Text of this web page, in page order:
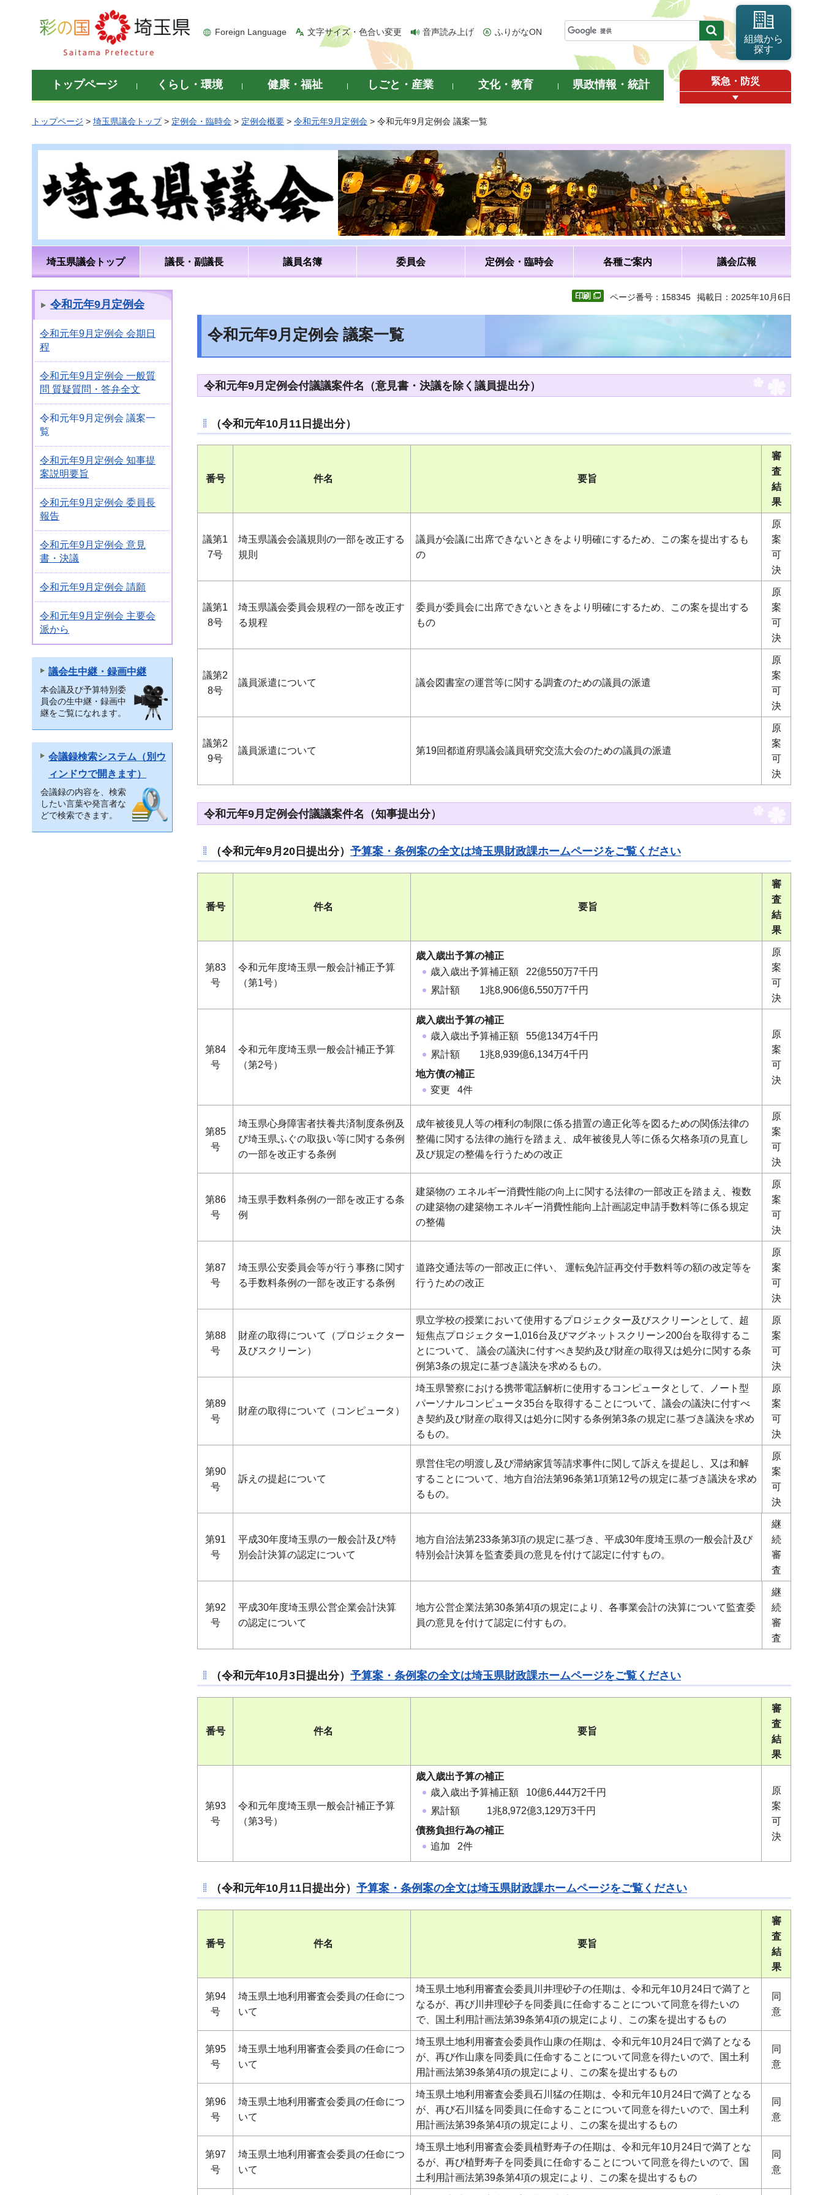
彩の国 埼玉県
Foreign Language 文字サイズ・色合い変更 音声読み上げ ふりがなON
組織から
探す
トップページ くらし・環境 健康・福祉 しごと・産業 文化・教育 県政情報・統計 緊急・防災
トップページ > 埼玉県議会トップ> 定例会・臨時会 > 定例会概要 > 令和元年9月定例会 > 令和元年9月定例会 議案一覧
埼玉県議会トップ 議長・副議長 議員名簿 委員会 定例会・臨時会 各種ご案内 議会広報
令和元年9月定例会
令和元年9月定例会 会期日
程
令和元年9月定例会 一般質
問 質疑質問・答弁全文
令和元年9月定例会 議案一
覧
令和元年9月定例会 知事提
案説明要旨
令和元年9月定例会 委員長
報告
令和元年9月定例会 意見
書・決議
令和元年9月定例会 請願
令和元年9月定例会 主要会
派から
議会生中継・録画中継
本会議及び予算特別委
員会の生中継・録画中
継をご覧になれます。
会議録検索システム（別ウ
ィンドウで開きます）
会議録の内容を、検索
したい言葉や発言者な
どで検索できます。
ページ番号：158345 掲載日：2025年10月6日
令和元年9月定例会 議案一覧
令和元年9月定例会付議議案件名（意見書・決議を除く議員提出分）
（令和元年10月11日提出分）
番号 件名 要旨
審
査
結
果
議第1
7号
埼玉県議会会議規則の一部を改正する
規則
議員が会議に出席できないときをより明確にするため、この案を提出するも
の
原
案
可
決
議第1
8号
埼玉県議会委員会規程の一部を改正す
る規程
委員が委員会に出席できないときをより明確にするため、この案を提出する
もの
原
案
可
決
議第2
8号
議員派遣について 議会図書室の運営等に関する調査のための議員の派遣
原
案
可
決
議第2
9号
議員派遣について 第19回都道府県議会議員研究交流大会のための議員の派遣
原
案
可
決
令和元年9月定例会付議議案件名（知事提出分）
（令和元年9月20日提出分） 予算案・条例案の全文は埼玉県財政課ホームページをご覧ください
番号 件名 要旨
審
査
結
果
第83
号
令和元年度埼玉県一般会計補正予算
（第1号）
歳入歳出予算の補正
歳入歳出予算補正額 22億550万7千円
累計額 1兆8,906億6,550万7千円
原
案
可
決
第84
号
令和元年度埼玉県一般会計補正予算
（第2号）
歳入歳出予算の補正
歳入歳出予算補正額 55億134万4千円
累計額 1兆8,939億6,134万4千円
地方債の補正
変更 4件
原
案
可
決
第85
号
埼玉県心身障害者扶養共済制度条例及
び埼玉県ふぐの取扱い等に関する条例
の一部を改正する条例
成年被後見人等の権利の制限に係る措置の適正化等を図るための関係法律の
整備に関する法律の施行を踏まえ、成年被後見人等に係る欠格条項の見直し
及び規定の整備を行うための改正
原
案
可
決
第86
号
埼玉県手数料条例の一部を改正する条
例
建築物の エネルギー消費性能の向上に関する法律の一部改正を踏まえ、複数
の建築物の建築物エネルギー消費性能向上計画認定申請手数料等に係る規定
の整備
原
案
可
決
第87
号
埼玉県公安委員会等が行う事務に関す
る手数料条例の一部を改正する条例
道路交通法等の一部改正に伴い、 運転免許証再交付手数料等の額の改定等を
行うための改正
原
案
可
決
第88
号
財産の取得について（プロジェクター
及びスクリーン）
県立学校の授業において使用するプロジェクター及びスクリーンとして、超
短焦点プロジェクター1,016台及びマグネットスクリーン200台を取得するこ
とについて、 議会の議決に付すべき契約及び財産の取得又は処分に関する条
例第3条の規定に基づき議決を求めるもの。
原
案
可
決
第89
号
財産の取得について（コンピュータ）
埼玉県警察における携帯電話解析に使用するコンピュータとして、ノート型
パーソナルコンピュータ35台を取得することについて、議会の議決に付すべ
き契約及び財産の取得又は処分に関する条例第3条の規定に基づき議決を求め
るもの。
原
案
可
決
第90
号
訴えの提起について
県営住宅の明渡し及び滞納家賃等請求事件に関して訴えを提起し、又は和解
することについて、地方自治法第96条第1項第12号の規定に基づき議決を求め
るもの。
原
案
可
決
第91
号
平成30年度埼玉県の一般会計及び特
別会計決算の認定について
地方自治法第233条第3項の規定に基づき、平成30年度埼玉県の一般会計及び
特別会計決算を監査委員の意見を付けて認定に付すもの。
継
続
審
査
第92
号
平成30年度埼玉県公営企業会計決算
の認定について
地方公営企業法第30条第4項の規定により、各事業会計の決算について監査委
員の意見を付けて認定に付すもの。
継
続
審
査
（令和元年10月3日提出分） 予算案・条例案の全文は埼玉県財政課ホームページをご覧ください
番号 件名 要旨
審
査
結
果
第93
号
令和元年度埼玉県一般会計補正予算
（第3号）
歳入歳出予算の補正
歳入歳出予算補正額 10億6,444万2千円
累計額 1兆8,972億3,129万3千円
債務負担行為の補正
追加 2件
原
案
可
決
（令和元年10月11日提出分） 予算案・条例案の全文は埼玉県財政課ホームページをご覧ください
番号 件名 要旨
審
査
結
果
第94
号
埼玉県土地利用審査会委員の任命につ
いて
埼玉県土地利用審査会委員川井理砂子の任期は、令和元年10月24日で満了と
なるが、再び川井理砂子を同委員に任命することについて同意を得たいの
で、国土利用計画法第39条第4項の規定により、この案を提出するもの
同
意
第95
号
埼玉県土地利用審査会委員の任命につ
いて
埼玉県土地利用審査会委員作山康の任期は、令和元年10月24日で満了となる
が、再び作山康を同委員に任命することについて同意を得たいので、国土利
用計画法第39条第4項の規定により、この案を提出するもの
同
意
第96
号
埼玉県土地利用審査会委員の任命につ
いて
埼玉県土地利用審査会委員石川猛の任期は、令和元年10月24日で満了となる
が、再び石川猛を同委員に任命することについて同意を得たいので、国土利
用計画法第39条第4項の規定により、この案を提出するもの
同
意
第97
号
埼玉県土地利用審査会委員の任命につ
いて
埼玉県土地利用審査会委員植野寿子の任期は、令和元年10月24日で満了とな
るが、再び植野寿子を同委員に任命することについて同意を得たいので、国
土利用計画法第39条第4項の規定により、この案を提出するもの
同
意